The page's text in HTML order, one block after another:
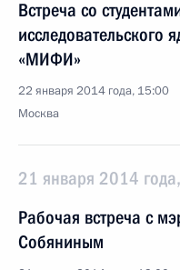
Встреча со
исследовательского
«МИФИ»
22 января 2014 года, 15:00
Москва
21 января 2014
Рабочая встреча с
Собяниным